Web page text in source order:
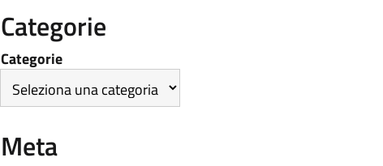
Categorie
Categorie
Meta